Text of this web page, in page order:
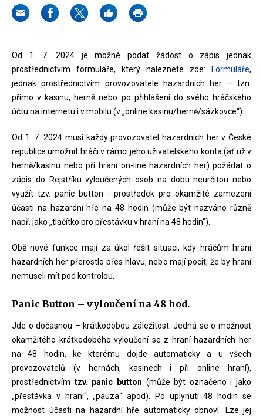
Od 1. 7. 2024 je možné podat žádost o zápis jednak
prostřednictvím formuláře, který naleznete zde:
Formuláře,
jednak prostřednictvím provozovatele hazardních her – tzn.
přímo v kasinu, herně nebo po přihlášení do svého hráčského
účtu na internetu i v mobilu (v „online kasinu/herně/sázkovce“).
Od 1. 7. 2024 musí každý provozovatel hazardních her v České
republice umožnit hráči v rámci jeho uživatelského konta (ať už v
herně/kasinu nebo při hraní on-line hazardních her) požádat o
zápis do Rejstříku vyloučených osob na dobu neurčitou nebo
využít tzv. panic button - prostředek pro okamžité zamezení
účasti na hazardní hře na 48 hodin (může být nazváno různě
např. jako „tlačítko pro přestávku v hraní na 48 hodin“).
Obě nové funkce mají za úkol řešit situaci, kdy hráčům hraní
hazardních her přerostlo přes hlavu, nebo mají pocit, že by hraní
nemuseli mít pod kontrolou.
Panic Button – vyloučení na 48 hod.
Jde o dočasnou – krátkodobou záležitost. Jedná se o možnost
okamžitého krátkodobého vyloučení se z hraní hazardních her
na 48 hodin, ke kterému dojde automaticky a u všech
provozovatelů (v hernách, kasinech i při online hraní),
prostřednictvím tzv. panic button (může být označeno i jako
„přestávka v hraní“, „pauza“ apod). Po uplynutí 48 hodin se
možnost účasti na hazardní hře automaticky obnoví. Lze jej